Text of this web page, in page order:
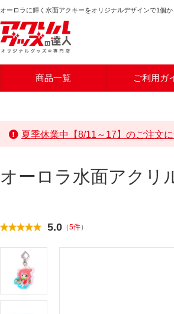
オーロラに輝く水面アクキーをオリジナルデザインで1個か
商品一覧 ご利用ガ
夏季休業中【8/11～17】のご注文
オーロラ水面アク
5.0 （5件）